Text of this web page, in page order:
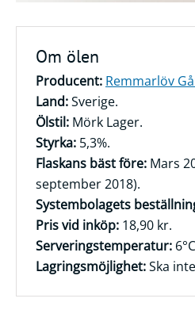
Om ölen
Producent: Remmarlöv
Land:Sverige.
Ölstil: Mörk Lager.
Styrka: 5,3%.
Flaskans bäst före: Mars
september 2018).
Systembolagets
Pris vid inköp: 18,90 kr.
Serveringstemperatur:
Lagringsmöjlighet:Ska